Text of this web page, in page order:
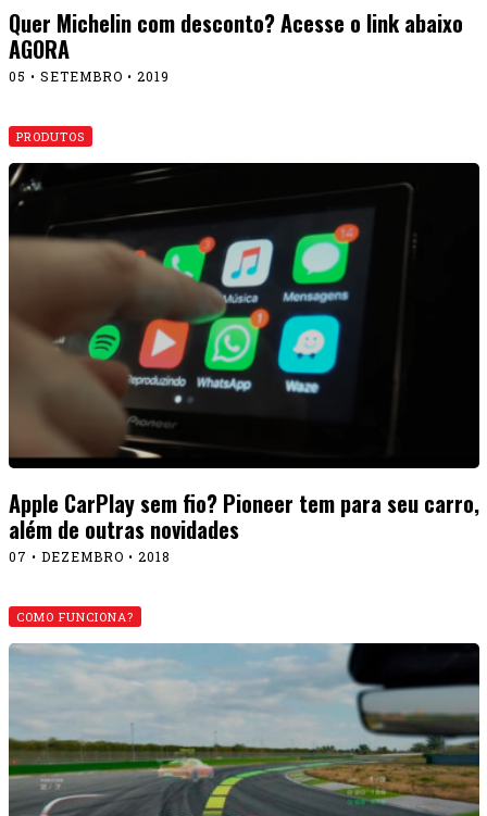
Quer Michelin com desconto? Acesse o link abaixo
AGORA
05 • SETEMBRO • 2019
PRODUTOS
Apple CarPlay sem fio? Pioneer tem para seu carro,
além de outras novidades
07 • DEZEMBRO • 2018
COMO FUNCIONA?